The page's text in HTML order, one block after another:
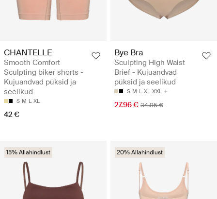
CHANTELLE
Smooth Comfort
Sculpting biker shorts -
Kujuandvad püksid ja
seelikud
S M L XL
42 €
Bye Bra
Sculpting High Waist
Brief - Kujuandvad
püksid ja seelikud
S M L XL XXL
27.96 € 34.95 €
15% Allahindlust 20% Allahindlust